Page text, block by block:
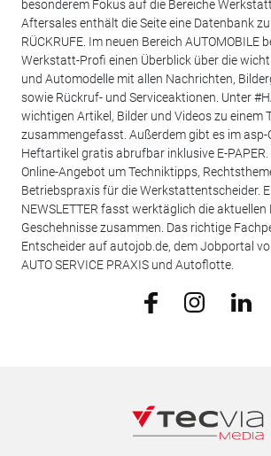
besonderem Fokus auf die Bereiche
Aftersales enthält die Seite eine Datenbank
RÜCKRUFE. Im neuen Bereich AUTOMOBILE
Werkstatt-Profi einen Überblick über die
und Automodelle mit allen Nachrichten,
sowie Rückruf- und Serviceaktionen. Unter
wichtigen Artikel, Bilder und Videos zu einem
zusammengefasst. Außerdem gibt es im asp-
Heftartikel gratis abrufbar inklusive E-
Online-Angebot um Techniktipps,
Betriebspraxis für die Werkstattentscheider.
NEWSLETTER fasst werktäglich die aktuellen
Geschehnisse zusammen. Das richtige
Entscheider auf autojob.de, dem Jobportal
AUTO SERVICE PRAXIS und Autoflotte.